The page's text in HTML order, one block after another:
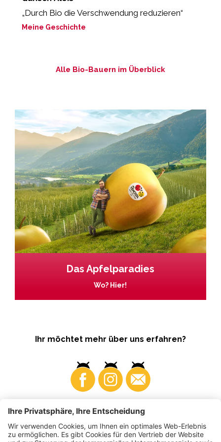
„Durch Bio die Verschwendung reduzieren“
Meine Geschichte
Alle Bio-Bauern im Überblick
Das Apfelparadies
Wo? Hier!
Ihr möchtet mehr über uns erfahren?
Business Produzenten